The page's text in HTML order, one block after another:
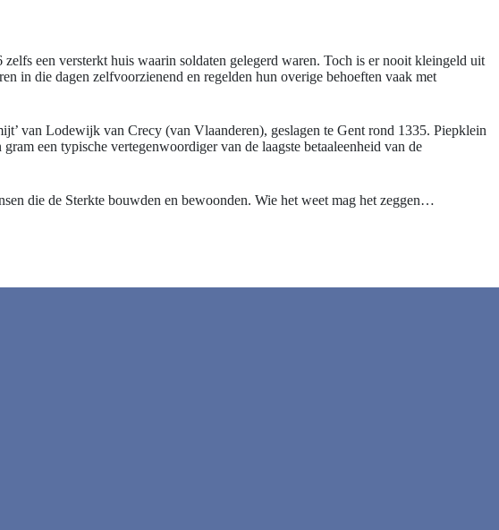
een versterkt huis waarin soldaten gelegerd waren. Toch is er nooit kleingeld uit
in die dagen zelfvoorzienend en regelden hun overige behoeften vaak met
van Lodewijk van Crecy (van Vlaanderen), geslagen te Gent rond 1335. Piepklein
een typische vertegenwoordiger van de laagste betaaleenheid van de
die de Sterkte bouwden en bewoonden. Wie het weet mag het zeggen…